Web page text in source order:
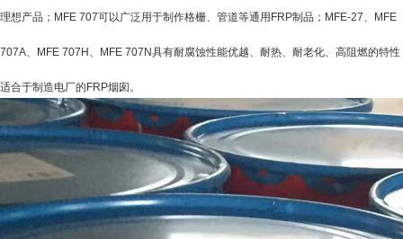
理想产品； MFE 707可以广泛用于制作格栅、管道等通用 FRP制品； MFE-27、 MFE
707A、 MFE 707H 、 MFE 707N具有耐腐蚀性能优越、耐热、耐老化、高阻燃的特性
适合于制造电厂的 FRP烟囱。